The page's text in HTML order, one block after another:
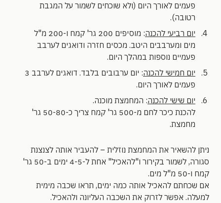
פעמים לאורך היום (ולא שוכחים לשמור על המגבת
רטובה).
יום רביעי להכנה
: מוסיפים 200 גר' קמח ו-200 מ"ל
מים ומערבבים היטב. מכסים חזרה ודואגים לערבב
פעמיים נוספות במהלך היום.
יום חמישי להכנה
: יום ערבובים בלבד. דואגים לערבב 3
פעמים לאורך היום.
יום שישי להכנה: המחמצת מוכנה.
להכנת כיכר לחם מ-500 גר' קמח צריך כ-50-80 גר'
מחמצת.
ניתן להשאיר את המחמצת נוזלית – להעביר אותה לצנצנת
סגורה, לשמור בקירור ו"להאכיל" אחת ל-4-5 ימים ב-50 גר'
קמח ו-50 מ"ל מים.
אם שכחתם להאכיל אותה כמה ימים, תראו שכבה מימית
למעלה. אפשר לזרוק את השכבה העליונה ולהאכיל.